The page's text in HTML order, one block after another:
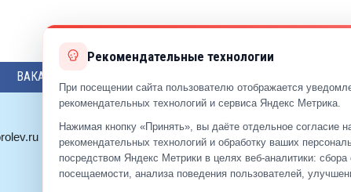
ВАКАНСИИ
+7 (499)929-99-99
+7 (495)512-00-11
Рекомендательные технологии
При посещении сайта пользователю отображается
рекомендательных технологий и сервиса Яндекс Метрика.
Нажимая кнопку «Принять», вы даёте отдельное согласие
рекомендательных технологий и обработку ваших
посредством Яндекс Метрики в целях веб‑аналитики: сбора
посещаемости, анализа поведения пользователей,